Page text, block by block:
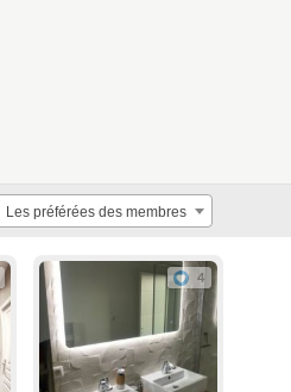
Les préférées des membres
4